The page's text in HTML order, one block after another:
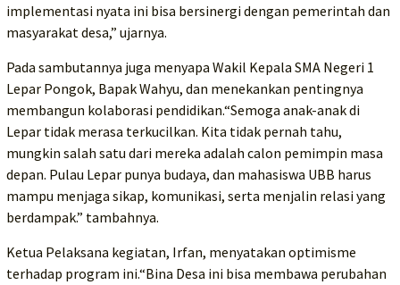
implementasi nyata ini bisa bersinergi dengan pemerintah dan
masyarakat desa,” ujarnya.
Pada sambutannya juga menyapa Wakil Kepala SMA Negeri 1
Lepar Pongok, Bapak Wahyu, dan menekankan pentingnya
membangun kolaborasi pendidikan.“Semoga anak-anak di
Lepar tidak merasa terkucilkan. Kita tidak pernah tahu,
mungkin salah satu dari mereka adalah calon pemimpin masa
depan. Pulau Lepar punya budaya, dan mahasiswa UBB harus
mampu menjaga sikap, komunikasi, serta menjalin relasi yang
berdampak.” tambahnya.
Ketua Pelaksana kegiatan, Irfan, menyatakan optimisme
terhadap program ini.“Bina Desa ini bisa membawa perubahan